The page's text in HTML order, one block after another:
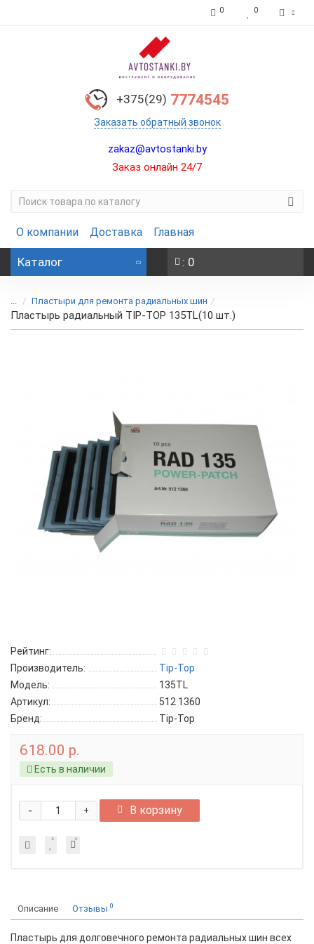
0 0
+375(29) 7774545
Заказать обратный звонок
zakaz@avtostanki.by
Заказ онлайн 24/7
О компании Доставка Главная
Каталог : 0
... Пластыри для ремонта радиальных шин
Пластырь радиальный TIP-TOP 135TL(10 шт.)
Рейтинг:
Производитель:
Tip-Top
Модель:
135TL
Артикул:
512 1360
Бренд:
Tip-Top
618.00 р.
Есть в наличии
+
- В корзину
Описание Отзывы 0
Пластырь для долговечного ремонта радиальных шин всех